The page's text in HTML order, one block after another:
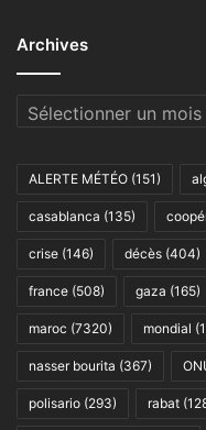
Archives
Archives
ALERTE MÉTÉO (151)
casablanca (135)
crise (146) décès (404)
france (508) gaza (165)
maroc (7320) mondial
nasser bourita (367)
polisario (293) rabat